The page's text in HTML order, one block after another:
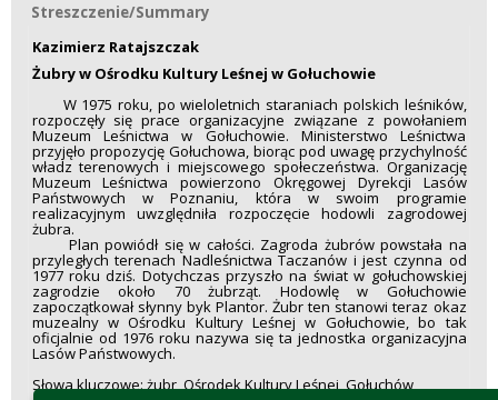
Streszczenie/Summary
Streszczenie/Summary
Kazimierz Ratajszczak
Żubry w Ośrodku Kultury Leśnej w Gołuchowie
W 1975 roku, po wieloletnich staraniach polskich leśników,
rozpoczęły się prace organizacyjne związane z powołaniem
Muzeum Leśnictwa w Gołuchowie. Ministerstwo Leśnictwa
przyjęło propozycję Gołuchowa, biorąc pod uwagę przychylność
władz terenowych i miejscowego społeczeństwa. Organizację
Muzeum Leśnictwa powierzono Okręgowej Dyrekcji Lasów
Państwowych w Poznaniu, która w swoim programie
realizacyjnym uwzględniła rozpoczęcie hodowli zagrodowej
żubra.
Plan powiódł się w całości. Zagroda żubrów powstała na
przyległych terenach Nadleśnictwa Taczanów i jest czynna od
1977 roku dziś. Dotychczas przyszło na świat w gołuchowskiej
zagrodzie około 70 żubrząt. Hodowlę w Gołuchowie
zapoczątkował słynny byk Plantor. Żubr ten stanowi teraz okaz
muzealny w Ośrodku Kultury Leśnej w Gołuchowie, bo tak
oficjalnie od 1976 roku nazywa się ta jednostka organizacyjna
Lasów Państwowych.
Słowa kluczowe: żubr, Ośrodek Kultury Leśnej, Gołuchów